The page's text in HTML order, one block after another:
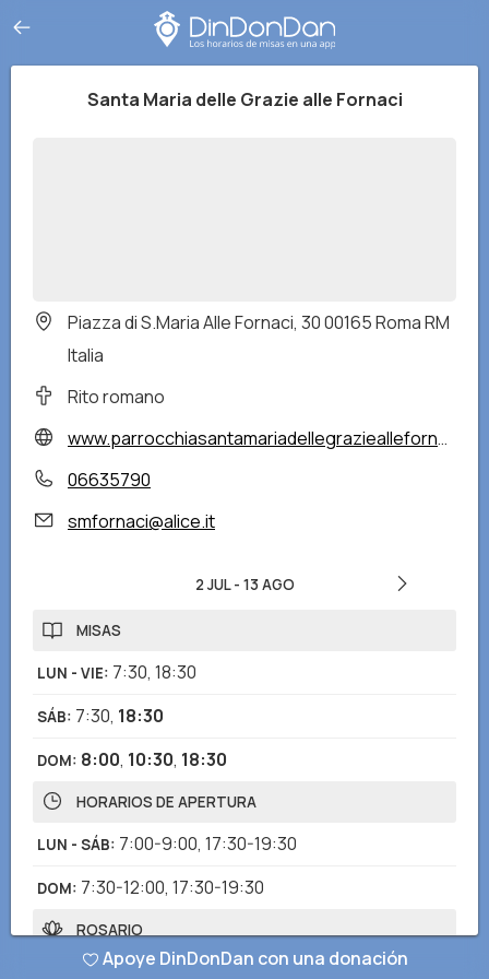
Santa Maria delle Grazie alle Fornaci
Piazza di S.Maria Alle Fornaci, 30 00165 Roma RM
Italia
Rito romano
www.parrocchiasantamariadellegrazieallefornaci.org
06635790
smfornaci@alice.it
2 JUL- 13 AGO
MISAS
LUN - VIE: 7:30, 18:30
SÁB: 7:30, 18:30
DOM: 8:00, 10:30, 18:30
HORARIOS DE APERTURA
LUN - SÁB: 7:00-9:00, 17:30-19:30
DOM: 7:30-12:00, 17:30-19:30
ROSARIO
LUN - DOM: 18:00
Apoye DinDonDan con una donación